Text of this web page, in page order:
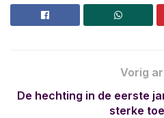
Vorig
De hechting in de eerste
sterke